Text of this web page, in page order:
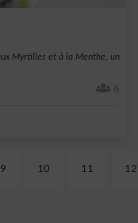
Myrtilles et à la Menthe, un
6
9 10 11 12